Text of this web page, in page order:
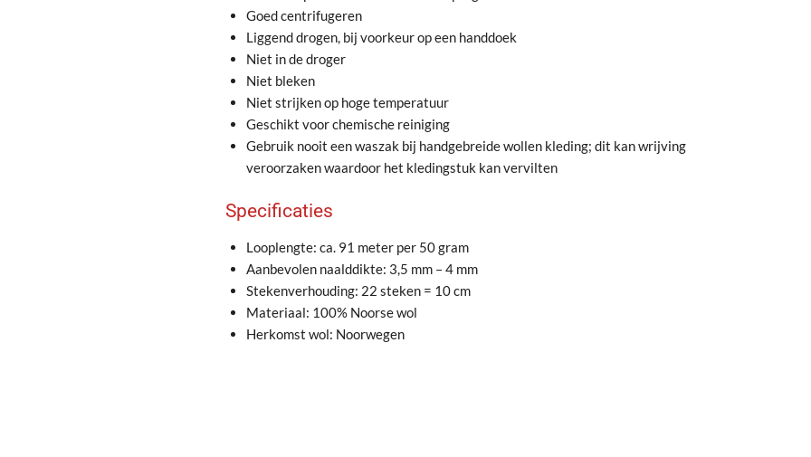
Goed centrifugeren
Liggend drogen, bij voorkeur op een handdoek
Niet in de droger
Niet bleken
Niet strijken op hoge temperatuur
Geschikt voor chemische reiniging
Gebruik nooit een waszak bij handgebreide wollen kleding; dit kan wrijving
veroorzaken waardoor het kledingstuk kan vervilten
Specificaties
Looplengte: ca. 91 meter per 50 gram
Aanbevolen naalddikte: 3,5 mm – 4 mm
Stekenverhouding: 22 steken = 10 cm
Materiaal: 100% Noorse wol
Herkomst wol: Noorwegen